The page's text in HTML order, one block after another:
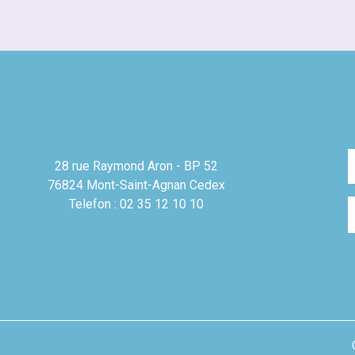
28 rue Raymond Aron - BP 52
76824 Mont-Saint-Agnan Cedex
Telefon : 02 35 12 10 10